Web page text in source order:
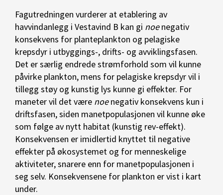
Fagutredningen vurderer at etablering av
havvindanlegg i Vestavind B kan gi noenegativ
konsekvens for planteplankton og pelagiske
krepsdyr i utbyggings-, drifts- og avviklingsfasen.
Det er særlig endrede strømforhold som vil kunne
påvirke plankton, mens for pelagiske krepsdyr vil i
tillegg støy og kunstig lys kunne gi effekter. For
maneter vil det være noenegativ konsekvens kun i
driftsfasen, siden manetpopulasjonen vil kunne øke
som følge av nytt habitat (kunstig rev-effekt).
Konsekvensen er imidlertid knyttet til negative
effekter på økosystemet og for menneskelige
aktiviteter, snarere enn for manetpopulasjonen i
seg selv. Konsekvensene for plankton er vist i kart
under.